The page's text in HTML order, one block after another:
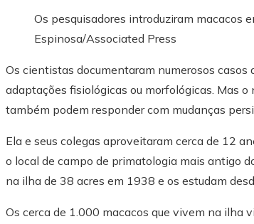
Os pesquisadores introduziram macacos
Espinosa/Associated Press
Os cientistas documentaram numerosos
adaptações fisiológicas ou morfológicas. Mas
também podem responder com mudanças
Ela e seus colegas aproveitaram cerca de 12
o local de campo de primatologia mais antigo
na ilha de 38 acres em 1938 e os estudam
Os cerca de 1.000 macacos que vivem na ilha